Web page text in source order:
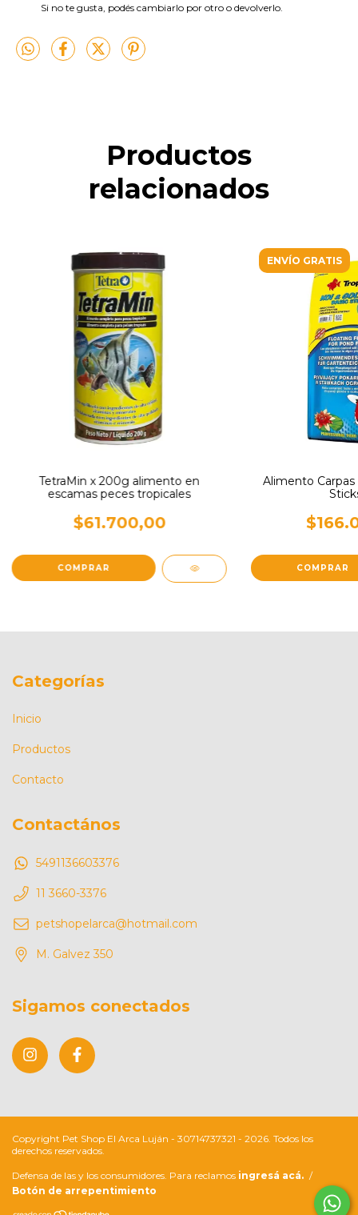
Si no te gusta, podés cambiarlo por otro o devolverlo.
Productos
relacionados
TetraMin x 200g alimento en
escamas peces tropicales
$61.700,00
ENVÍO GRATIS
Alimento
Categorías
Inicio
Productos
Contacto
Contactános
5491136603376
11 3660-3376
petshopelarca@hotmail.com
M. Galvez 350
Sigamos conectados
Copyright Pet Shop El Arca Luján - 30714737321 - 2026. Todos los
derechos reservados.
Defensa de las y los consumidores. Para reclamos ingresá acá. /
Botón de arrepentimiento